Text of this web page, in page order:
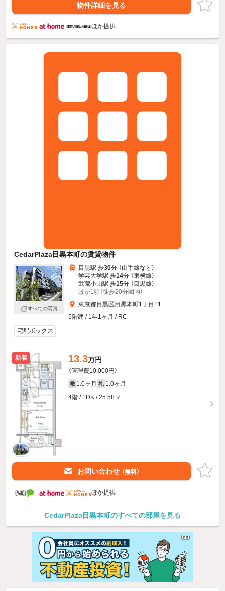
物件詳細を見る
ほか提供
CedarPlaza目黒本町の賃貸物件
すべての写真
目黒駅 歩30分 （山手線など）
学芸大学駅 歩14分 （東横線）
武蔵小山駅 歩15分 （目黒線）
ほか1駅（徒歩20分圏内）
東京都目黒区目黒本町1丁目11
5階建 / 1年1ヶ月 / RC
宅配ボックス
新着 13.3万円
（管理費10,000円）
敷 1.0ヶ月 礼 1.0ヶ月
4階 / 1DK / 25.58㎡
お問い合わせ （無料）
ほか提供
CedarPlaza目黒本町のすべての部屋を見る